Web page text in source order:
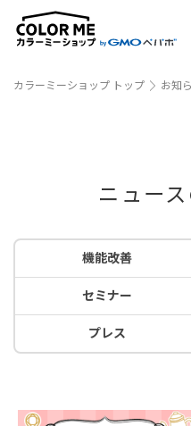
カラーミーショップ トップ お知
ニュー
機能改善
セミナー
プレス